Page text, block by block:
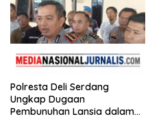
Polresta Deli Serdang
Ungkap Dugaan
Pembunuhan Lansia dalam